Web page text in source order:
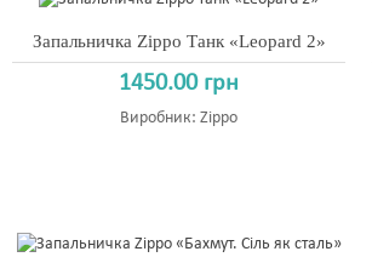
Запальничка Zippo Танк «Leopard 2»
1450.00 грн
Виробник:Zippo